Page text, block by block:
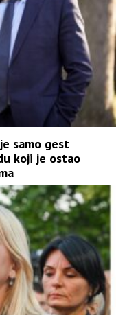
samo gest
koji je ostao